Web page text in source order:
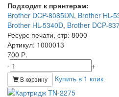
Подходит к принтерам:
Brother DCP-8085DN, Brother HL-
Brother HL-5340D, Brother DCP-
Ресурс печати, стр: 8000
Артикул: 1000013
700 Р.
-
+
В корзину Купить в 1 клик